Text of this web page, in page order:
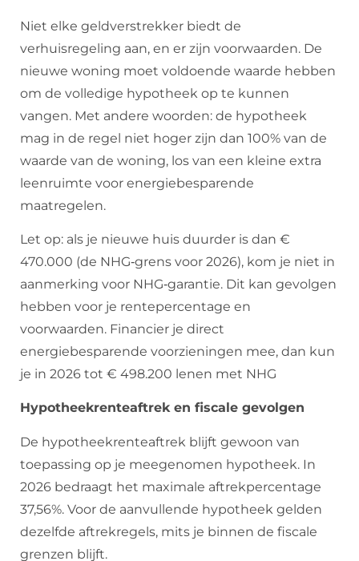
Niet elke geldverstrekker biedt de
verhuisregeling aan, en er zijn voorwaarden. De
nieuwe woning moet voldoende waarde hebben
om de volledige hypotheek op te kunnen
vangen. Met andere woorden: de hypotheek
mag in de regel niet hoger zijn dan 100% van de
waarde van de woning, los van een kleine extra
leenruimte voor energiebesparende
maatregelen.
Let op: als je nieuwe huis duurder is dan €
470.000 (de NHG‑grens voor 2026), kom je niet in
aanmerking voor NHG‑garantie. Dit kan gevolgen
hebben voor je rentepercentage en
voorwaarden. Financier je direct
energiebesparende voorzieningen mee, dan kun
je in 2026 tot € 498.200 lenen met NHG
Hypotheekrenteaftrek en fiscale gevolgen
De hypotheekrenteaftrek blijft gewoon van
toepassing op je meegenomen hypotheek. In
2026 bedraagt het maximale aftrekpercentage
37,56%. Voor de aanvullende hypotheek gelden
dezelfde aftrekregels, mits je binnen de fiscale
grenzen blijft.